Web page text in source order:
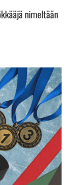
nimeltään